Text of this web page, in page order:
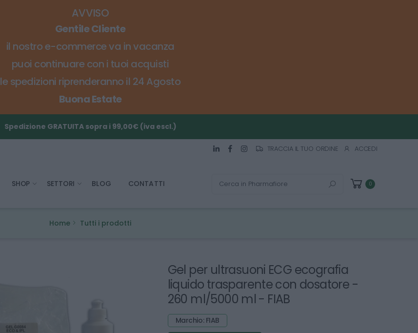
AVVISO
Gentile Cliente
il nostro e-commerce va in vacanza
puoi continuare con i tuoi acquisti
le spedizioni riprenderanno il 24 Agosto
Buona Estate
Spedizione GRATUITA sopra i 99,00€ (iva escl.)
TRACCIA IL TUO ORDINE ACCEDI
SHOP SETTORI BLOG CONTATTI 0
Home Tutti i prodotti
Gel per ultrasuoni ECG ecografia
liquido trasparente con dosatore -
260 ml/5000 ml - FIAB
Marchio: FIAB